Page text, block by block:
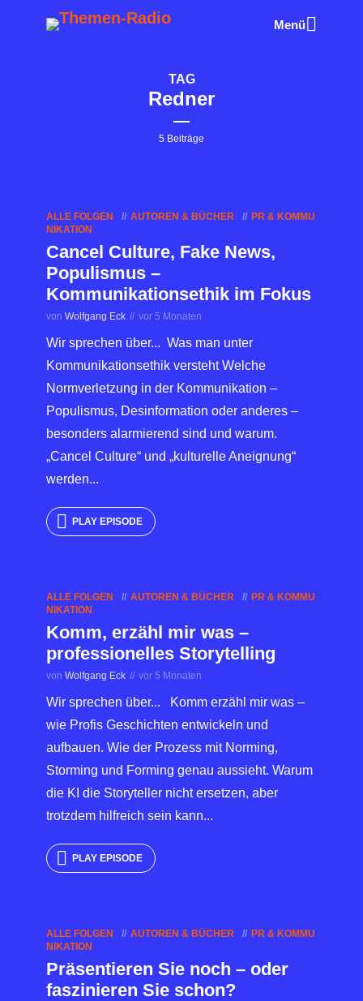
Menü
TAG
Redner
5 Beiträge
ALLE FOLGEN AUTOREN & BÜCHER
PR & KOMMU
NIKATION
Cancel Culture, Fake News,
Populismus –
Kommunikationsethik im Fokus
von Wolfgang Eck vor 5 Monaten
Wir sprechen über... Was man unter
Kommunikationsethik versteht Welche
Normverletzung in der Kommunikation –
Populismus, Desinformation oder anderes –
besonders alarmierend sind und warum.
„Cancel Culture“ und „kulturelle Aneignung“
werden...
PLAY EPISODE
ALLE FOLGEN AUTOREN & BÜCHER
PR & KOMMU
NIKATION
Komm, erzähl mir was –
professionelles Storytelling
von Wolfgang Eck vor 5 Monaten
Wir sprechen über... Komm erzähl mir was –
wie Profis Geschichten entwickeln und
aufbauen. Wie der Prozess mit Norming,
Storming und Forming genau aussieht. Warum
die KI die Storyteller nicht ersetzen, aber
trotzdem hilfreich sein kann...
PLAY EPISODE
ALLE FOLGEN AUTOREN & BÜCHER
PR & KOMMU
NIKATION
Präsentieren Sie noch – oder
faszinieren Sie schon?